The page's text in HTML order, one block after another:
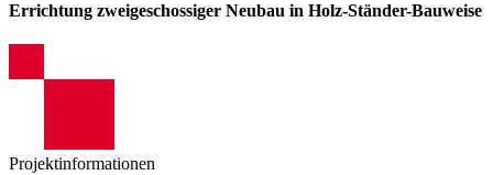
Errichtung zweigeschossiger Neubau in Holz-Ständer-Bauweise
Projektinformationen